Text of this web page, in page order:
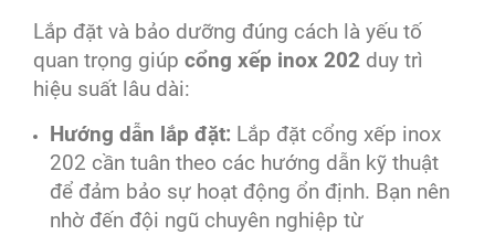
Lắp đặt và bảo dưỡng đúng cách là yếu tố
quan trọng giúp cổng xếp inox 202 duy trì
hiệu suất lâu dài:
Hướng dẫn lắp đặt: Lắp đặt cổng xếp inox
202 cần tuân theo các hướng dẫn kỹ thuật
để đảm bảo sự hoạt động ổn định. Bạn nên
nhờ đến đội ngũ chuyên nghiệp từ